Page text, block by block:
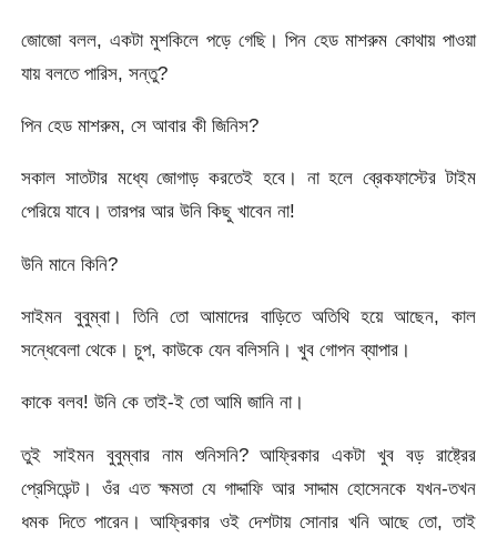
জোজো বলল, একটা মুশকিলে পড়ে গেছি। পিন হেড মাশরুম কোথায় পাওয়া
যায় বলতে পারিস, সন্তু?
পিন হেড মাশরুম, সে আবার কী জিনিস?
সকাল সাতটার মধ্যে জোগাড় করতেই হবে। না হলে ব্রেকফাস্টের টাইম
পেরিয়ে যাবে। তারপর আর উনি কিছু খাবেন না!
উনি মানে কিনি?
সাইমন বুবুম্বা। তিনি তো আমাদের বাড়িতে অতিথি হয়ে আছেন, কাল
সন্ধেবেলা থেকে। চুপ, কাউকে যেন বলিসনি। খুব গোপন ব্যাপার।
কাকে বলব! উনি কে তাই-ই তো আমি জানি না।
তুই সাইমন বুবুম্বার নাম শুনিসনি? আফ্রিকার একটা খুব বড় রাষ্ট্রের
প্রেসিডেন্ট। ওঁর এত ক্ষমতা যে গাদ্দাফি আর সাদ্দাম হোসেনকে যখন-তখন
ধমক দিতে পারেন। আফ্রিকার ওই দেশটায় সোনার খনি আছে তো, তাই